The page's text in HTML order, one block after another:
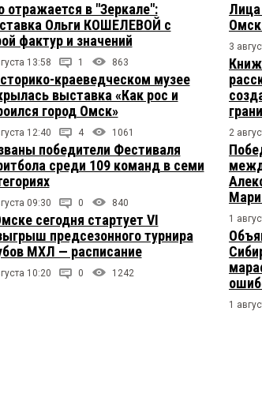
отражается в "Зеркале":
Ольги КОШЕЛЕВОЙ с
фактур и значений
13:58 1 863
краеведческом музее
выставка «Как рос и
город Омск»
12:40 4 1061
победители Фестиваля
среди 109 команд в семи
09:30 0 840
сегодня стартует VI
предсезонного турнира
МХЛ — расписание
10:20 0 1242
Лица
3
2
1
1